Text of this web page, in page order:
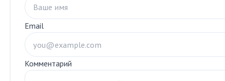
Email
Комментарий